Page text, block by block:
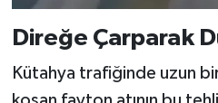
​Direğe Çarparak
​Kütahya trafiğinde uzun